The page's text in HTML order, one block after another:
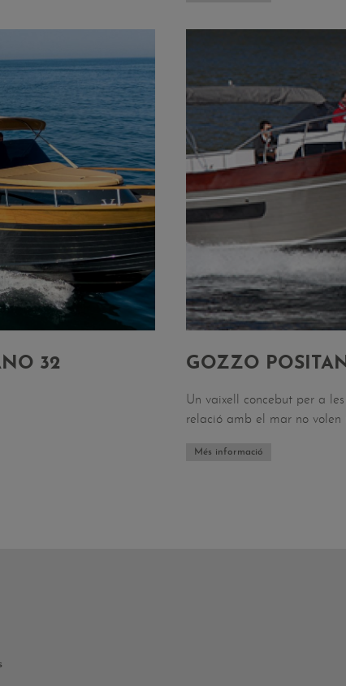
32 GOZZO
Un vaixell concebut per a
relació amb el mar no volen
Més informació